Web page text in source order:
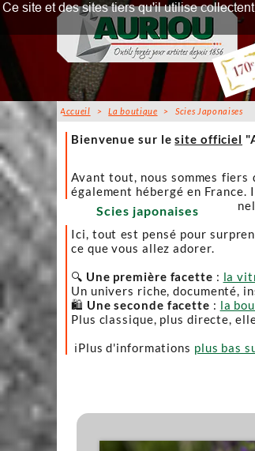
Accueil >La boutique > Scies Japonaises
Scies japonaises
Accueil
Bienvenue sur lesite officiel
Avant tout, nous sommes
également hébergé en
afin que l’artisanat
Ici, tout est pensé pour
ce que vous allez adorer.
🔍 Une première facette : la
Un univers riche, documenté,
🛍️ Une seconde facette : la
Plus classique, plus directe,
ℹ️Plus d'informations plus bas
Ce site et des sites tiers qu'il utilise